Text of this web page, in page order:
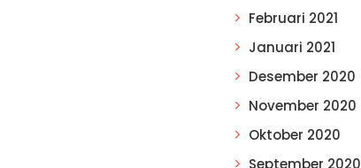
Februari 2021
Januari 2021
Desember 2020
November 2020
Oktober 2020